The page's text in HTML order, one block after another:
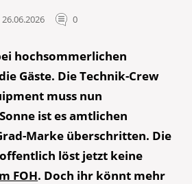
26.06.2026 0
hochsommerlichen
Gäste. Die Technik-Crew
muss nun
ist es amtlichen
Marke überschritten. Die
löst jetzt keine
FOH. Doch ihr könnt mehr